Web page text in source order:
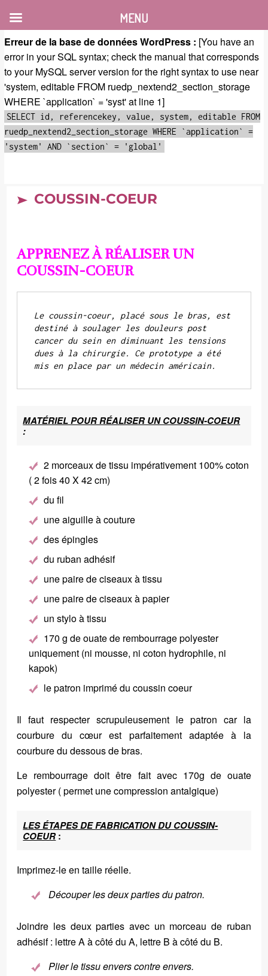
Erreur de la base de données WordPress : [You have an
error in your SQL syntax; check the manual that corresponds
to your MySQL server version for the right syntax to use near
'system, editable FROM ruedp_nextend2_section_storage
WHERE `application` = 'syst' at line 1]
SELECT id, referencekey, value, system, editable FROM
ruedp_nextend2_section_storage WHERE `application` =
'system' AND `section` = 'global'
COUSSIN-COEUR
APPRENEZ À RÉALISER UN
COUSSIN-COEUR
Le coussin-coeur, placé sous le bras, est
destiné à soulager les douleurs post
cancer du sein en diminuant les tensions
dues à la chirurgie. Ce prototype a été
mis en place par un médecin américain.
MATÉRIEL POUR RÉALISER UN COUSSIN-COEUR
:
2 morceaux de tissu impérativement 100% coton
( 2 fois 40 X 42 cm)
du fil
une aiguille à couture
des épingles
du ruban adhésif
une paire de ciseaux à tissu
une paire de ciseaux à papier
un stylo à tissu
170 g de ouate de rembourrage polyester
uniquement (ni mousse, ni coton hydrophile, ni
kapok)
le patron imprimé du coussin coeur
Il faut respecter scrupuleusement le patron car la
courbure du cœur est parfaitement adaptée à la
courbure du dessous de bras.
Le rembourrage doit être fait avec 170g de ouate
polyester ( permet une compression antalgique)
LES ÉTAPES DE FABRICATION DU COUSSIN-
COEUR:
Imprimez-le en taille réelle.
Découper les deux parties du patron.
Joindre les deux parties avec un morceau de ruban
adhésif : lettre A à côté du A, lettre B à côté du B.
Plier le tissu envers contre envers.
MENU